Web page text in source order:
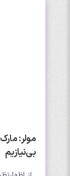
مولر:
بی‌نیازیم